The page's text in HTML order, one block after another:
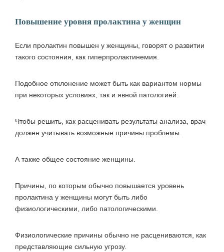
Повышение уровня пролактина у женщин
Если пролактин повышен у женщины, говорят о развитии
такого состояния, как гиперпролактинемия.
Подобное отклонение может быть как вариантом нормы
при некоторых условиях, так и явной патологией.
Чтобы решить, как расценивать результаты анализа, врач
должен учитывать возможные причины проблемы.
А также общее состояние женщины.
Причины, по которым обычно повышается уровень
пролактина у женщины могут быть либо
физиологическими, либо патологическими.
Физиологические причины обычно не расцениваются, как
представляющие сильную угрозу.